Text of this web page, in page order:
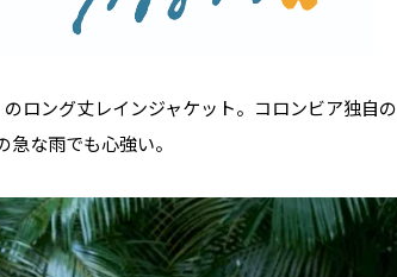
ロング丈レインジャケット。コロンビア独自の
な雨でも心強い。